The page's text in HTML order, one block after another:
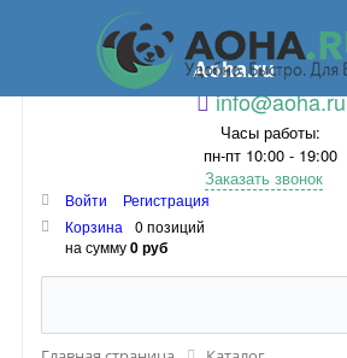
Aoha.ru
info@aoha.ru
Часы работы:
пн-пт 10:00 - 19:00
Заказать звонок
Войти
Регистрация
Корзина
0 позиций
на сумму0 руб